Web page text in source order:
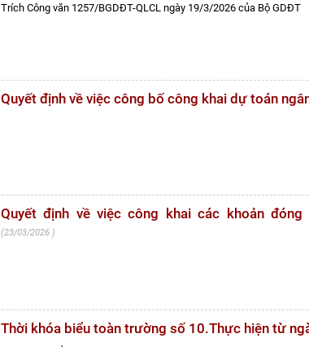
Trích Công văn 1257/BGDĐT-QLCL ngày 19/3/2026 của Bộ GDĐT
Quyết định về việc công bố công khai dự toán
Quyết định về việc công khai các khoản
23/03/2026
Thời khóa biểu toàn trường số 10.Thực hiện từ